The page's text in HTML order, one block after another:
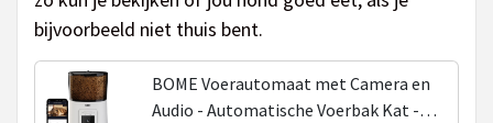
bijvoorbeeld niet thuis bent.
BOME Voerautomaat met Camera en
Audio - Automatische Voerbak Kat -